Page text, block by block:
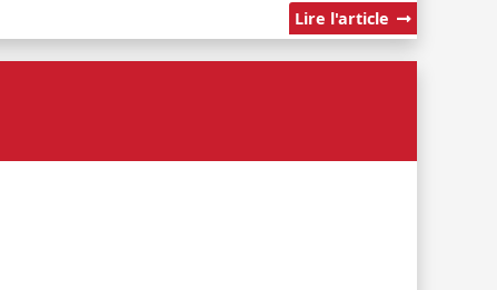
Lire l'article